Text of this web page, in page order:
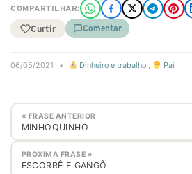
COMPARTILHAR:
Curtir Comentar
06/05/2021 • Dinheiro e trabalho , Pai
« FRASE ANTERIOR
MINHOQUINHO
PRÓXIMA FRASE »
ESCORRÊ E GANGÔ